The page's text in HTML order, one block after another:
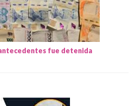
fue detenida